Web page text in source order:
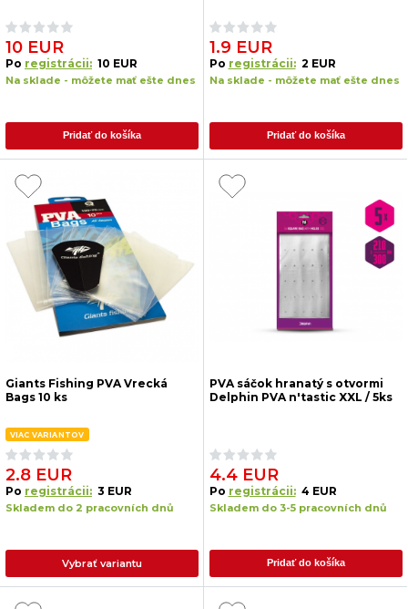
10 EUR
Po registrácii: 10 EUR
Na sklade - môžete mať ešte dnes
Pridať do košíka
1.9 EUR
Po registrácii: 2 EUR
Na sklade - môžete mať ešte dnes
Pridať do košíka
Giants Fishing PVA Vrecká
Bags 10 ks
VIAC VARIANTOV
2.8 EUR
Po registrácii: 3 EUR
Skladem do 2 pracovních dnů
Vybrať variantu
PVA sáčok hranatý s otvormi
Delphin PVA n'tastic XXL / 5ks
4.4 EUR
Po registrácii: 4 EUR
Skladem do 3-5 pracovních dnů
Pridať do košíka